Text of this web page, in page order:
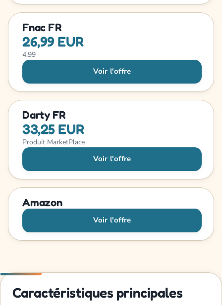
Fnac FR
26,99 EUR
4,99
Voir l'offre
Darty FR
33,25 EUR
Produit MarketPlace
Voir l'offre
Amazon
Voir l'offre
Caractéristiques principales